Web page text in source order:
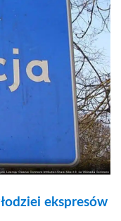
ekspresów